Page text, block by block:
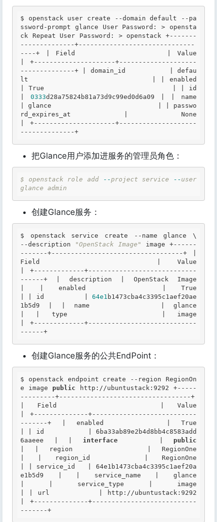
$ openstack user create --domain default --pa
ssword-prompt glance User Password : > opensta
ck Repeat User Password : > openstack +-------
--------------+------------------------------
----+ | Field
               |
Value
| +---------------------+--------------------
--------------+
| domain_id           | defau
lt                          |
| enabled
True
| id
0333d28a75824b81a73d9c99ed0d6a09 |
| name
| glance                           |
| passwo
rd_expires_at |
None
| +---------------------+--------------------
--------------+
把Glance用户添加进服务的管理员角色：
$ openstack role add - -project service - - user
glance admin
创建Glance服务：
$ openstack service create --name glance \
--description
"OpenStack Image"
image +------
Field
Value
| +-------------+----------------------------
------+
| description | OpenStack
Image
| enabled     |
True
| id          | 64e1 b1473cba4c3395c1aef20ae
1b5d9 |
| name        | glance
| type        | image
+-------------+----------------------------
------+
创建Glance服务的公共EndPoint：
$ openstack endpoint create --region RegionOn
e image public http://ubuntustack:9292 +-----
---------+----------------------------------+
| Field        | Value
| +--------------+---------------------------
-------+ | enabled      | True
| | id           | 6ba33ab89e2b4d8bb4c8583add
6aaeee | | interface
    |
public
| | region       | RegionOne
| | region_id    | RegionOne
| | service_id   | 64e1b1473cba4c3395c1aef20a
e1b5d9 | | service_name | glance
| | service_type | image
| | url          | http://ubuntustack:9292
| +--------------+---------------------------
-------+